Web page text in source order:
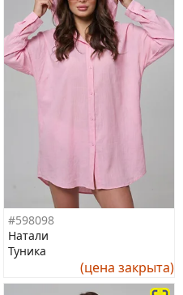
#598098
Натали
Туника
(цена закрыта)